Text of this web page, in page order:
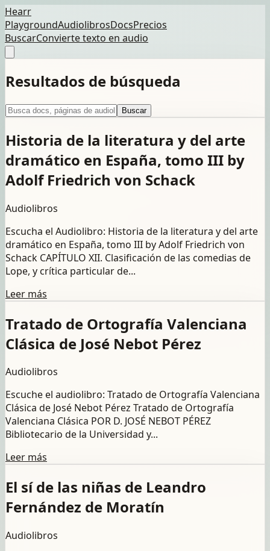
Hearr
PlaygroundAudiolibrosDocsPrecios
BuscarConvierte texto en audio
Resultados de búsqueda
Buscar
Historia de la literatura y del arte
dramático en España, tomo III by
Adolf Friedrich von Schack
Audiolibros
Escucha el Audiolibro: Historia de la literatura y del arte
dramático en España, tomo III by Adolf Friedrich von
Schack CAPÍTULO XII. Clasificación de las comedias de
Lope, y crítica particular de...
Leer más
Tratado de Ortografía Valenciana
Clásica de José Nebot Pérez
Audiolibros
Escuche el audiolibro: Tratado de Ortografía Valenciana
Clásica de José Nebot Pérez Tratado de Ortografía
Valenciana Clásica POR D. JOSÉ NEBOT PÉREZ
Bibliotecario de la Universidad y...
Leer más
El sí de las niñas de Leandro
Fernández de Moratín
Audiolibros